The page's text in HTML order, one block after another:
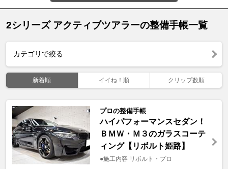
2シリーズ アクティブツアラーの整備手帳一覧
カテゴリで絞る
新着順 イイね！順 クリップ数順
プロの整備手帳
ハイパフォーマンスセダン！
ＢＭＷ・Ｍ３のガラスコーテ
ィング【リボルト姫路】
●施工内容 リボルト・プロ